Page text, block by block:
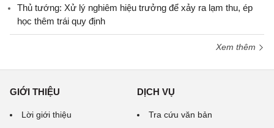
Thủ tướng: Xử lý nghiêm hiệu trưởng để xảy ra lạm thu, ép
học thêm trái quy định
Xem thêm
GIỚI THIỆU
Lời giới thiệu
DỊCH VỤ
Tra cứu văn bản